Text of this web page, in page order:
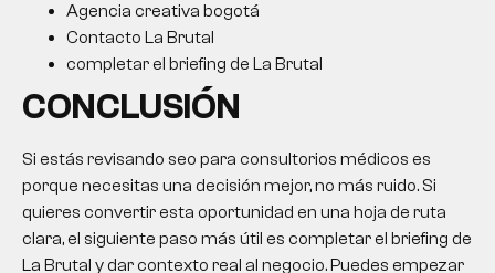
Agencia creativa bogotá
Contacto La Brutal
completar el briefing de La Brutal
CONCLUSIÓN
Si estás revisando seo para consultorios médicos es
porque necesitas una decisión mejor, no más ruido. Si
quieres convertir esta oportunidad en una hoja de ruta
clara, el siguiente paso más útil es completar el briefing de
La Brutal y dar contexto real al negocio. Puedes empezar